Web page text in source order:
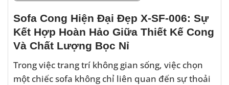
Sofa Cong Hiện Đại Đẹp X-SF-006: Sự
Kết Hợp Hoàn Hảo Giữa Thiết Kế Cong
Và Chất Lượng Bọc Nỉ
Trong việc trang trí không gian sống, việc chọn
một chiếc sofa không chỉ liên quan đến sự thoải